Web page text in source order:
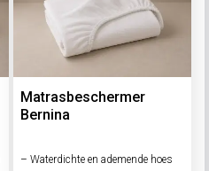
Matrasbeschermer
Bernina
– Waterdichte en ademende hoes